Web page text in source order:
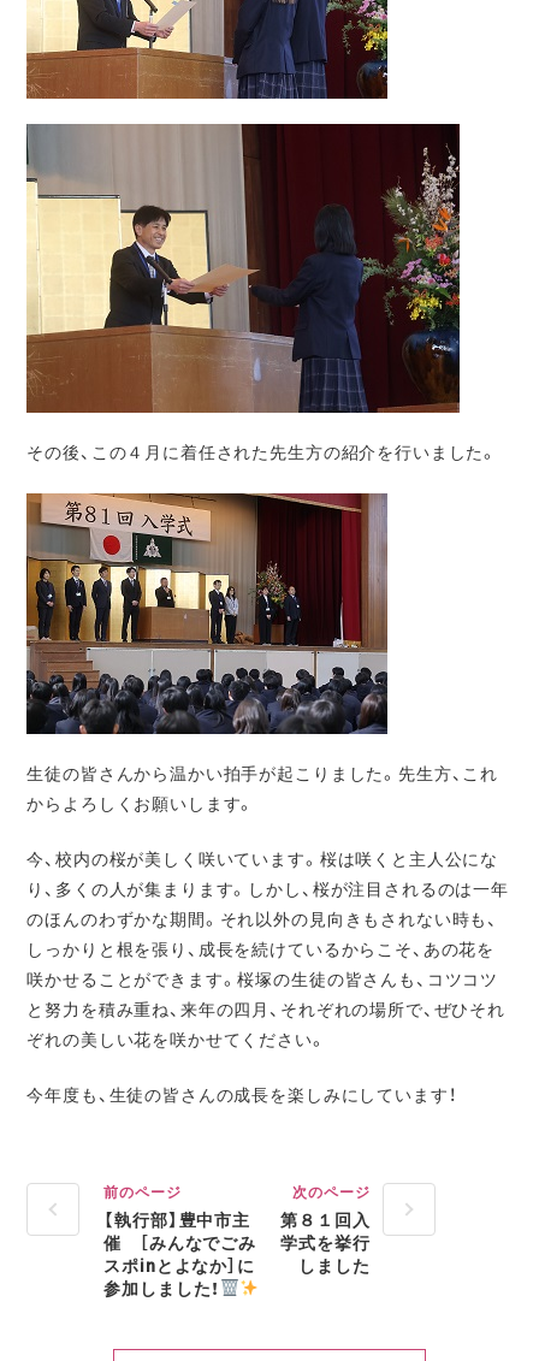
その後、この４月に着任された先生方の紹介を行いました。
生徒の皆さんから温かい拍手が起こりました。先生方、これ
からよろしくお願いします。
今、校内の桜が美しく咲いています。桜は咲くと主人公にな
り、多くの人が集まります。しかし、桜が注目されるのは一年
のほんのわずかな期間。それ以外の見向きもされない時も、
しっかりと根を張り、成長を続けているからこそ、あの花を
咲かせることができます。桜塚の生徒の皆さんも、コツコツ
と努力を積み重ね、来年の四月、それぞれの場所で、ぜひそれ
ぞれの美しい花を咲かせてください。
今年度も、生徒の皆さんの成長を楽しみにしています！
前のページ
【執行部】豊中市主
催 ［みんなでごみ
スポinとよなか］に
参加しました！
次のページ
第８１回入
学式を挙行
しました